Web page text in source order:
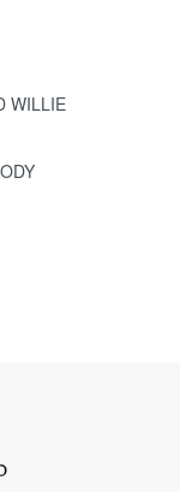
WILLIE